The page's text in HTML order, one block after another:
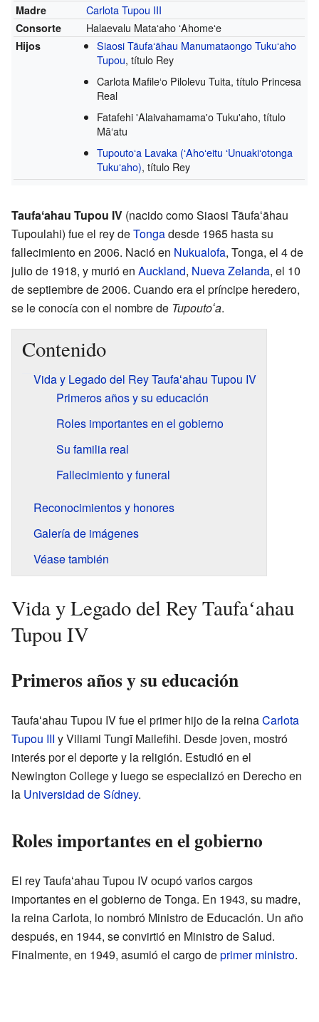
Madre Carlota Tupou III
Consorte Halaevalu Mataʻaho ʻAhomeʻe
Hijos
Siaosi Tāufaʻāhau Manumataongo Tukuʻaho
Tupou, títuloRey
Carlota Mafileʻo Pilolevu Tuita, títuloPrincesa
Real
Fatafehi 'Alaivahamama'o Tuku'aho, título
Māʻatu
Tupoutoʻa Lavaka (ʻAhoʻeitu ʻUnuakiʻotonga
Tukuʻaho), títuloRey
Taufaʻahau Tupou IV (nacido como Siaosi Tāufaʻāhau
Tupoulahi) fue el rey deTongadesde 1965 hasta su
fallecimiento en 2006. Nació en Nukualofa, Tonga, el 4 de
julio de 1918, y murió en Auckland, Nueva Zelanda, el 10
de septiembre de 2006. Cuando era el príncipe heredero,
se le conocía con el nombre de Tupoutoʻa.
Contenido
Vida y Legado del Rey Taufaʻahau Tupou IV
Primeros años y su educación
Roles importantes en el gobierno
Su familia real
Fallecimiento y funeral
Reconocimientos y honores
Galería de imágenes
Véase también
Vida y Legado del Rey Taufaʻahau
Tupou IV
Primeros años y su educación
Taufaʻahau Tupou IV fue el primer hijo de la reinaCarlota
Tupou III y Viliami Tungī Mailefihi. Desde joven, mostró
interés por el deporte y la religión. Estudió en el
Newington College y luego se especializó en Derecho en
la Universidad de Sídney.
Roles importantes en el gobierno
El rey Taufaʻahau Tupou IV ocupó varios cargos
importantes en el gobierno de Tonga. En 1943, su madre,
la reina Carlota, lo nombró Ministro de Educación. Un año
después, en 1944, se convirtió en Ministro de Salud.
Finalmente, en 1949, asumió el cargo deprimer ministro.